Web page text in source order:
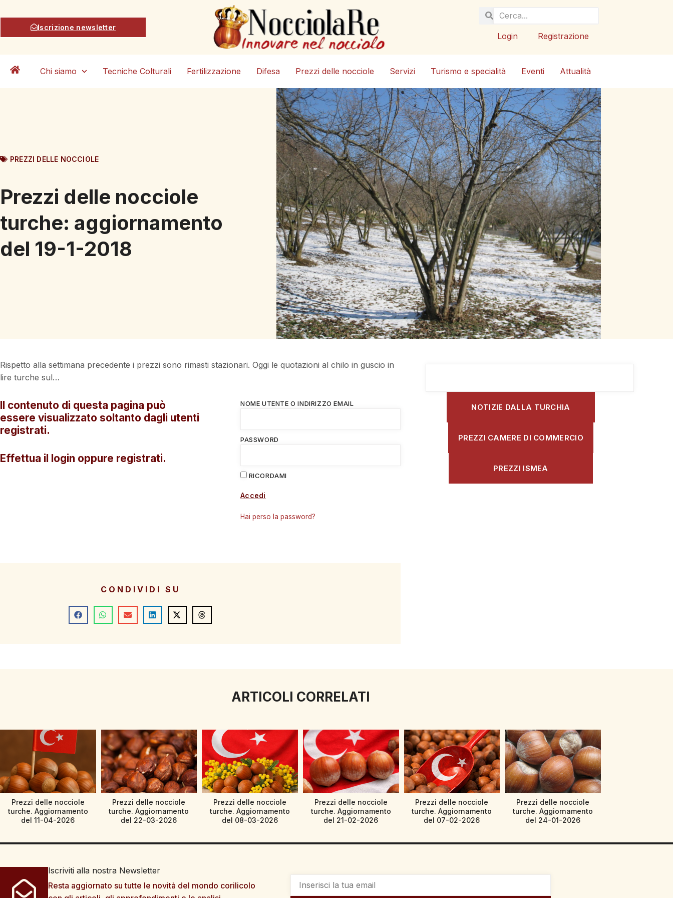
Iscrizione newsletter
Login Registrazione
Chi siamo Tecniche Colturali Fertilizzazione Difesa Prezzi delle nocciole Servizi Turismo e specialità Eventi Attualità
PREZZI DELLE NOCCIOLE
Prezzi delle nocciole
turche: aggiornamento
del 19-1-2018
Rispetto alla settimana precedente i prezzi sono rimasti stazionari. Oggi le quotazioni al chilo in guscio in
lire turche sul…
Il contenuto di questa pagina può
essere visualizzato soltanto dagli utenti
registrati.
Effettua il login oppure registrati.
NOME UTENTE O INDIRIZZO EMAIL
PASSWORD
RICORDAMI
Accedi
Hai perso la password?
CONDIVIDI SU
NOTIZIE DALLA TURCHIA
PREZZI CAMERE DI COMMERCIO
PREZZI ISMEA
ARTICOLI CORRELATI
Prezzi delle nocciole
turche. Aggiornamento
del 11-04-2026
Prezzi delle nocciole
turche. Aggiornamento
del 22-03-2026
Prezzi delle nocciole
turche. Aggiornamento
del 08-03-2026
Prezzi delle nocciole
turche. Aggiornamento
del 21-02-2026
Prezzi delle nocciole
turche. Aggiornamento
del 07-02-2026
Prezzi delle nocciole
turche. Aggiornamento
del 24-01-2026
Iscriviti alla nostra Newsletter
Resta aggiornato su tutte le novità del mondo corilicolo